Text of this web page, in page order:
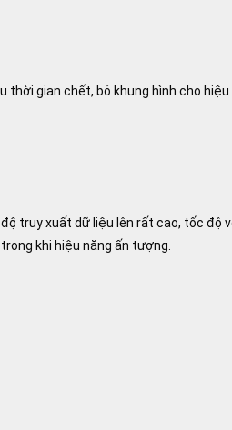
gian chết, bỏ khung hình cho
truy xuất dữ liệu lên rất cao, tốc độ
khi hiệu năng ấn tượng.